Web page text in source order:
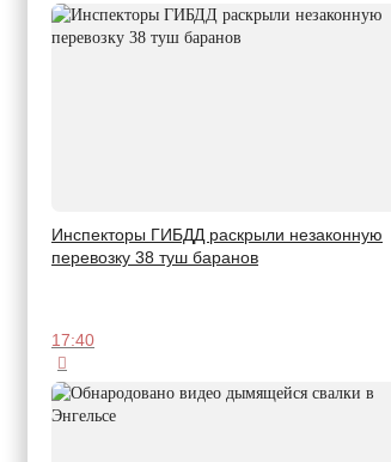
Инспекторы ГИБДД раскрыли незаконную
перевозку 38 туш баранов
17:40